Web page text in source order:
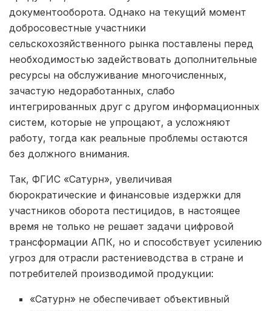
документооборота. Однако на текущий момент
добросовестные участники
сельскохозяйственного рынка поставлены перед
необходимостью задействовать дополнительные
ресурсы на обслуживание многочисленных,
зачастую недоработанных, слабо
интегрированных друг с другом информационных
систем, которые не упрощают, а усложняют
работу, тогда как реальные проблемы остаются
без должного внимания.
Так, ФГИС «Сатурн», увеличивая
бюрократические и финансовые издержки для
участников оборота пестицидов, в настоящее
время не только не решает задачи цифровой
трансформации АПК, но и способствует усилению
угроз для отрасли растениеводства в стране и
потребителей производимой продукции:
«Сатурн» не обеспечивает объективный